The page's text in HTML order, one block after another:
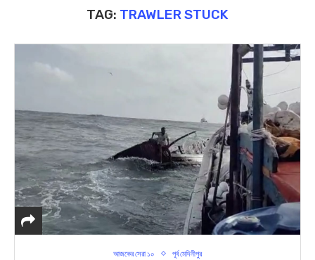
TAG: TRAWLER STUCK
আজকের সেরা ১০ পূর্ব মেদিনীপুর